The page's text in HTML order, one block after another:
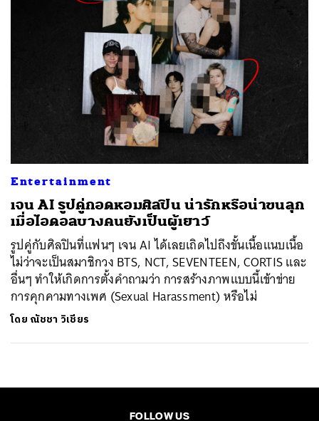
Entertainment
เจน AI รูปคู่กอดหอมศิลปิน น่ารักหรือน่าขนลุก
เมื่อไอดอลบางคนยังเป็นผู้เยาว์
รูปคู่กับศิลปินที่แฟนๆ เจน AI ได้เลยเถิดไปถึงขั้นเนื้อแนบเนื้อ
ไม่ว่าจะเป็นสมาชิกวง BTS, NCT, SEVENTEEN, CORTIS และ
อื่นๆ ทำให้เกิดการตั้งคำถามว่า การสร้างภาพแบบนี้เข้าข่าย
การคุกคามทางเพศ (Sexual Harassment) หรือไม่
โดย ณัชชา วิเชียร
FOLLOW US
EMAIL